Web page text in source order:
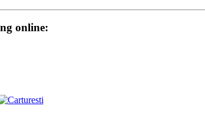
online: